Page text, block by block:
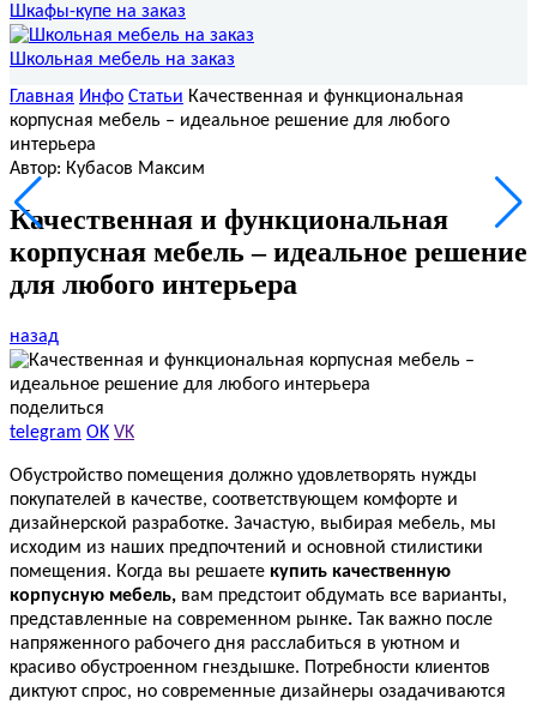
Шкафы-купе на заказ
Школьная мебель на заказ
Главная Инфо Статьи Качественная и функциональная
корпусная мебель – идеальное решение для любого
интерьера
Автор: Кубасов Максим
Качественная и функциональная
корпусная мебель – идеальное решение
для любого интерьера
назад
поделиться
telegram OK VK
Обустройство помещения должно удовлетворять нужды
покупателей в качестве, соответствующем комфорте и
дизайнерской разработке. Зачастую, выбирая мебель, мы
исходим из наших предпочтений и основной стилистики
помещения. Когда вы решаете купить качественную
корпусную мебель, вам предстоит обдумать все варианты,
представленные на современном рынке. Так важно после
напряженного рабочего дня расслабиться в уютном и
красиво обустроенном гнездышке. Потребности клиентов
диктуют спрос, но современные дизайнеры озадачиваются